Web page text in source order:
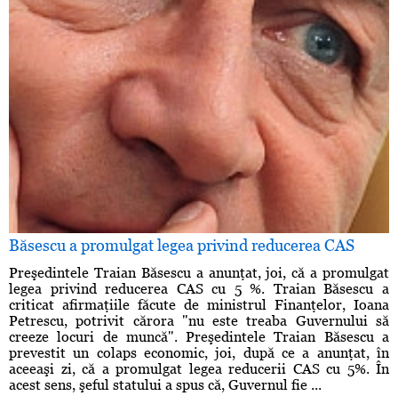
Băsescu a promulgat legea privind reducerea CAS
Preşedintele Traian Băsescu a anunţat, joi, că a promulgat
legea privind reducerea CAS cu 5 %. Traian Băsescu a
criticat afirmaţiile făcute de ministrul Finanţelor, Ioana
Petrescu, potrivit cărora "nu este treaba Guvernului să
creeze locuri de muncă". Preşedintele Traian Băsescu a
prevestit un colaps economic, joi, după ce a anunţat, în
aceeaşi zi, că a promulgat legea reducerii CAS cu 5%. În
acest sens, şeful statului a spus că, Guvernul fie ...